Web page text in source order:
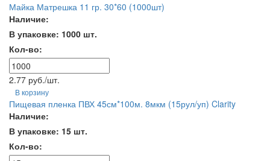
Майка Матрешка 11 гр. 30*60 (1000шт)
Наличие:
В упаковке: 1000 шт.
Кол-во:
2.77 руб./шт.
В корзину
Пищевая пленка ПВХ 45см*100м. 8мкм (15рул/уп) Clarity
Наличие:
В упаковке: 15 шт.
Кол-во: